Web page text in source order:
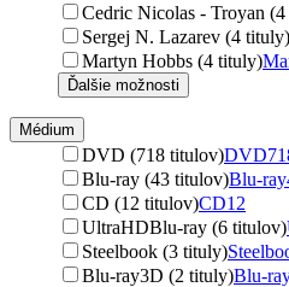
Cedric Nicolas - Troyan
Sergej N. Lazarev (4 tituly)
Martyn Hobbs (4 tituly)
Ďalšie možnosti
Médium
DVD (718 titulov)DVD
Blu-ray (43 titulov)Blu-ray
CD (12 titulov)CD12
UltraHDBlu-ray (6 titulov)
Steelbook (3 tituly)
Blu-ray3D (2 tituly)Blu-